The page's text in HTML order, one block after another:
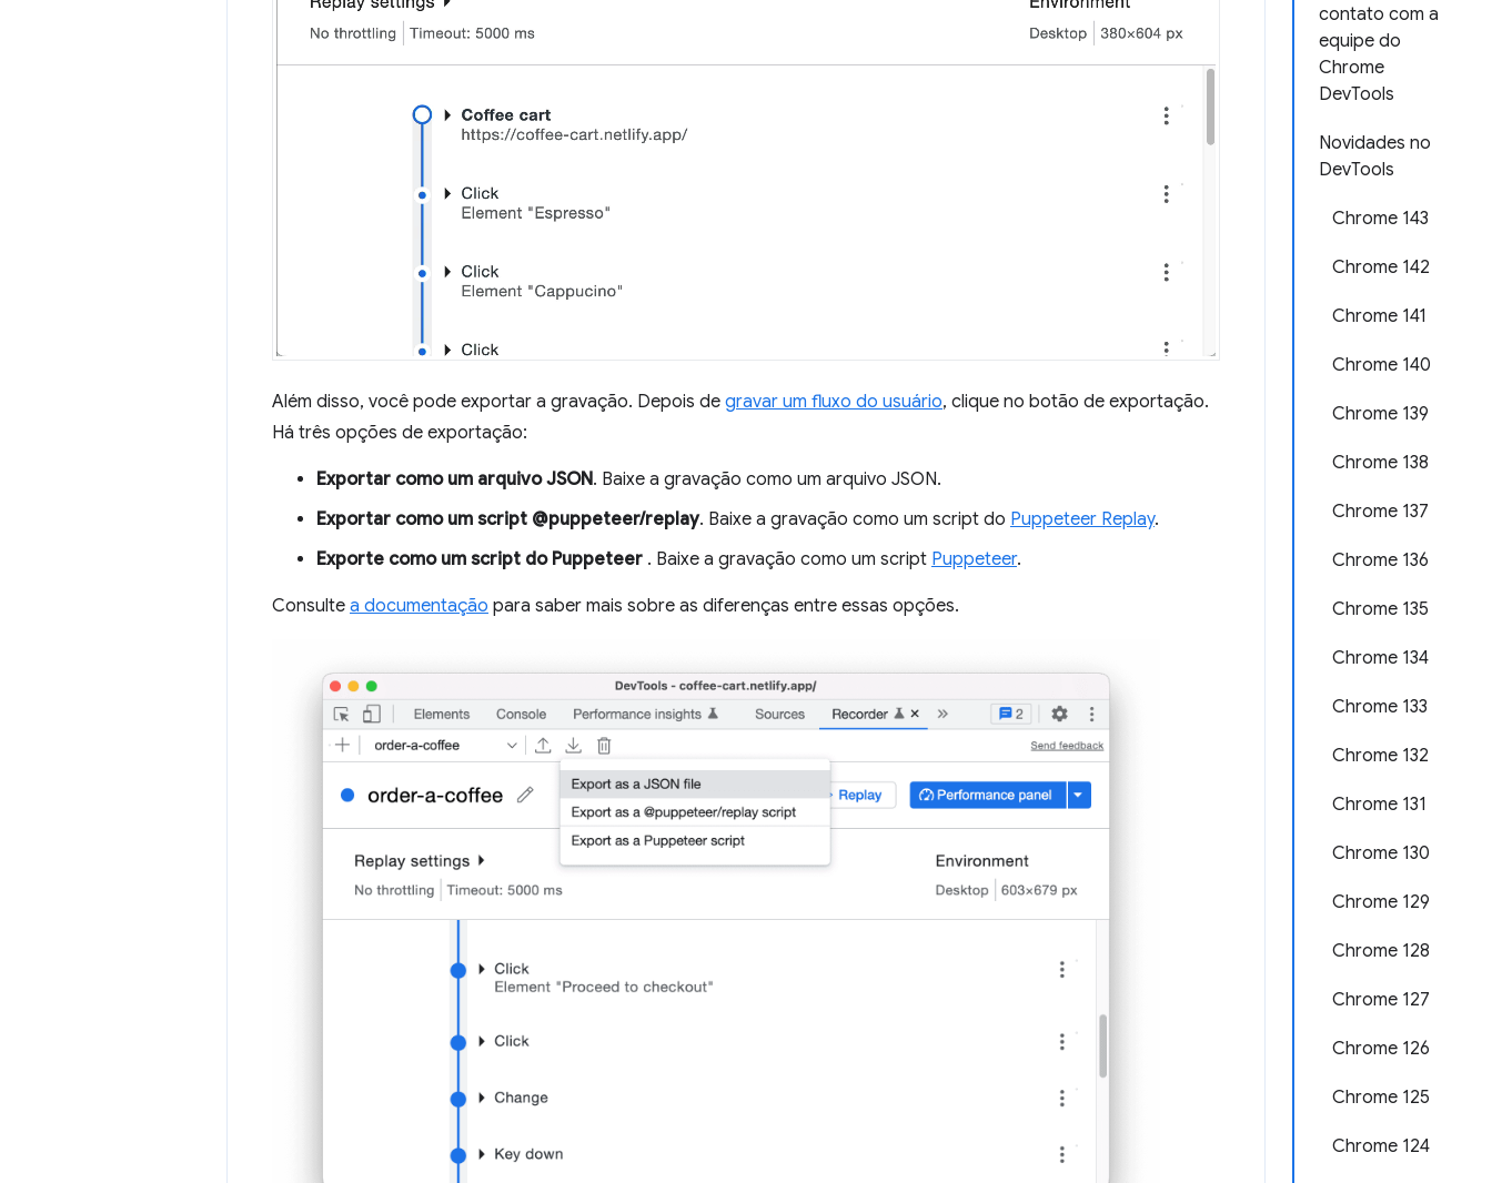
contato com a
equipe do
Chrome
DevTools
Novidades no
DevTools
Chrome 143
Chrome 142
Chrome 141
Chrome 140
Chrome 139
Chrome 138
Chrome 137
Chrome 136
Chrome 135
Chrome 134
Chrome 133
Chrome 132
Chrome 131
Chrome 130
Chrome 129
Chrome 128
Chrome 127
Chrome 126
Chrome 125
Chrome 124
Além disso, você pode exportar a gravação. Depois de gravar um fluxo do usuário, clique no botão de exportação.
Há três opções de exportação:
Exportar como um arquivo JSON. Baixe a gravação como um arquivo JSON.
Exportar como um script @puppeteer/replay. Baixe a gravação como um script do Puppeteer Replay.
Exporte como um script do Puppeteer . Baixe a gravação como um script Puppeteer.
Consulte a documentação para saber mais sobre as diferenças entre essas opções.